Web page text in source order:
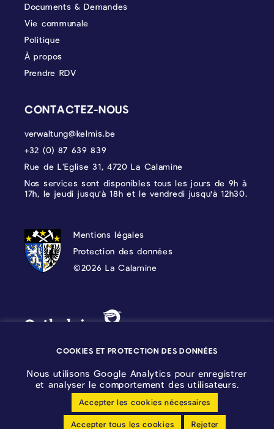
Documents & Demandes
Vie communale
Politique
À propos
Prendre RDV
CONTACTEZ-NOUS
verwaltung@kelmis.be
+32 (0) 87 639 839
Rue de L’Eglise 31, 4720 La Calamine
Nos services sont disponibles tous les jours de 9h à
17h, le jeudi jusqu'à 18h et le vendredi jusqu'à 12h30.
PROTECTION DES DONNÉES, MENTIONS
Mentions légales
Protection des données
©2026 La Calamine
Configuration des cookies
Déclaration sans barrières
COOKIES ET PROTECTION DES DONNÉES
Nous utilisons Google Analytics pour enregistrer
et analyser le comportement des utilisateurs.
Accepter les cookies nécessaires
Accepter tous les cookies Rejeter